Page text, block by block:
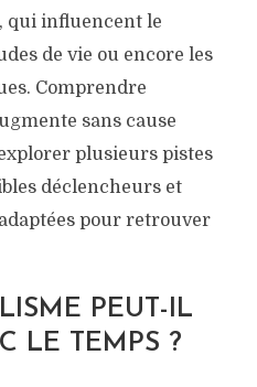
qui influencent le
de vie ou encore les
Comprendre
sans cause
plusieurs pistes
déclencheurs et
pour retrouver
PEUT-IL
LE TEMPS ?